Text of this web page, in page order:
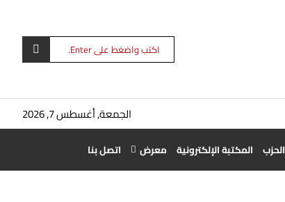
الجمعة, أغسطس 7, 2026
المكتبة الإلكترونية معرض اتصل بنا